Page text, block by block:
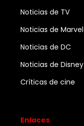
Noticias de TV
Noticias de Marvel
Noticias de DC
Noticias de Disney
Críticas de cine
Enlaces